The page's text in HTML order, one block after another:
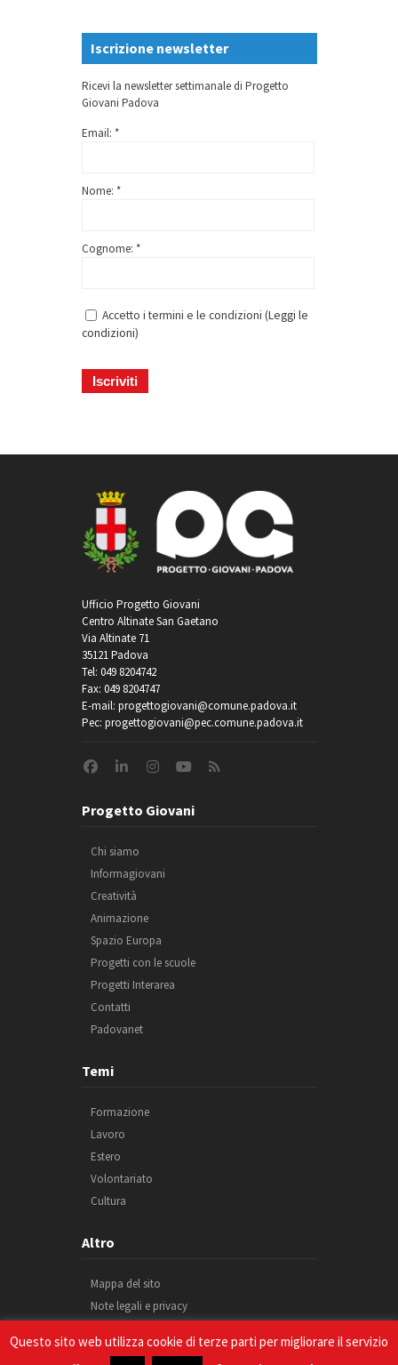
Iscrizione newsletter
Ricevi la newsletter settimanale di Progetto
Giovani Padova
Email: *
Nome: *
Cognome: *
Accetto i termini e le condizioni (Leggi le
condizioni)
Ufficio Progetto Giovani
Centro Altinate San Gaetano
Via Altinate 71
35121 Padova
Tel: 049 8204742
Fax: 049 8204747
E-mail: progettogiovani@comune.padova.it
Pec: progettogiovani@pec.comune.padova.it
Progetto Giovani
Chi siamo
Informagiovani
Creatività
Animazione
Spazio Europa
Progetti con le scuole
Progetti Interarea
Contatti
Padovanet
Temi
Formazione
Lavoro
Estero
Volontariato
Cultura
Altro
Mappa del sito
Note legali e privacy
Credits
Questo sito web utilizza cookie di terze parti per migliorare il servizio